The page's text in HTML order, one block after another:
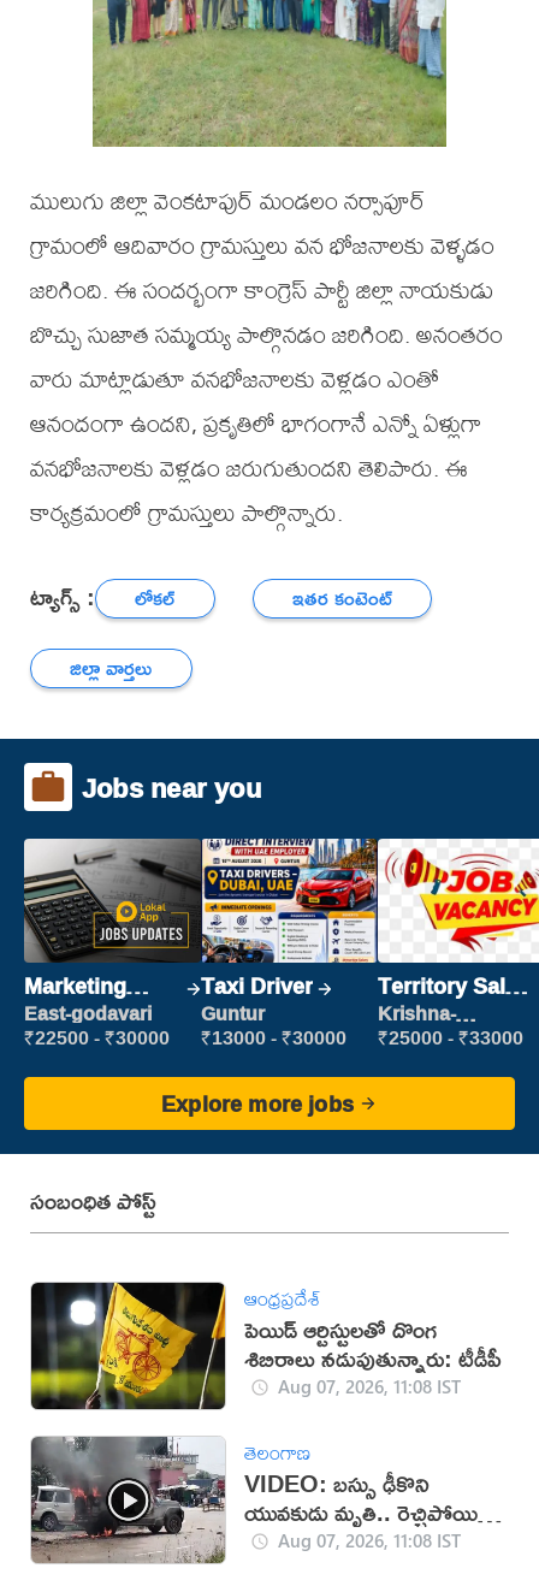
ములుగు జిల్లా వెంకటాపుర్ మండలం నర్సాపూర్
గ్రామంలో ఆదివారం గ్రామస్తులు వన భోజనాలకు వెళ్ళడం
జరిగింది. ఈ సందర్భంగా కాంగ్రెస్ పార్టీ జిల్లా నాయకుడు
బొచ్చు సుజాత సమ్మయ్య పాల్గొనడం జరిగింది. అనంతరం
వారు మాట్లాడుతూ వనభోజనాలకు వెళ్లడం ఎంతో
ఆనందంగా ఉందని, ప్రకృతిలో భాగంగానే ఎన్నో ఏళ్లుగా
వనభోజనాలకు వెళ్లడం జరుగుతుందని తెలిపారు. ఈ
కార్యక్రమంలో గ్రామస్తులు పాల్గొన్నారు.
ట్యాగ్స్ : లోకల్
ఇతర కంటెంట్
జిల్లా వార్తలు
Jobs near you
Marketing
Executive
East-godavari
₹22500 - ₹30000
Taxi Driver
Guntur
₹13000 - ₹30000
Territory Sales
Manager
Krishna-
vijayawada
₹25000 - ₹33000
Explore more jobs
సంబంధిత పోస్ట్
ఆంధ్రప్రదేశ్
పెయిడ్ ఆర్టిస్టులతో దొంగ
శిబిరాలు నడుపుతున్నారు: టీడీపీ
Aug 07, 2026, 11:08 IST
తెలంగాణ
VIDEO: బస్సు ఢీకొని
యువకుడు మృతి.. రెచ్చిపోయిన
స్థానికులు!
Aug 07, 2026, 11:08 IST